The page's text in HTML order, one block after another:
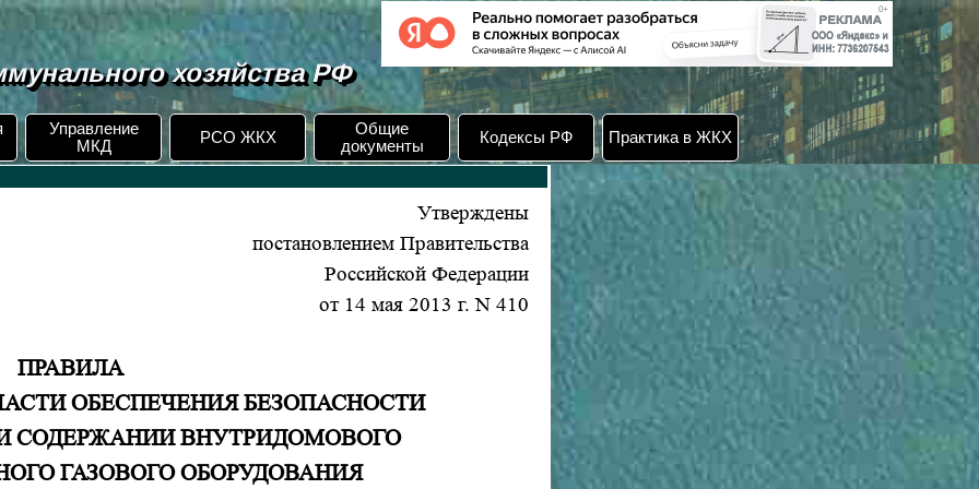
Управление
МКД
РСО ЖКХ
Общие
документы
Кодексы РФ Практика в ЖКХ
хозяйства РФ
Утверждены
постановлением Правительства
Российской Федерации
от 14 мая 2013 г. N 410
ПРАВИЛА
ОБЕСПЕЧЕНИЯ БЕЗОПАСНОСТИ
СОДЕРЖАНИИ ВНУТРИДОМОВОГО
ГАЗОВОГО ОБОРУДОВАНИЯ